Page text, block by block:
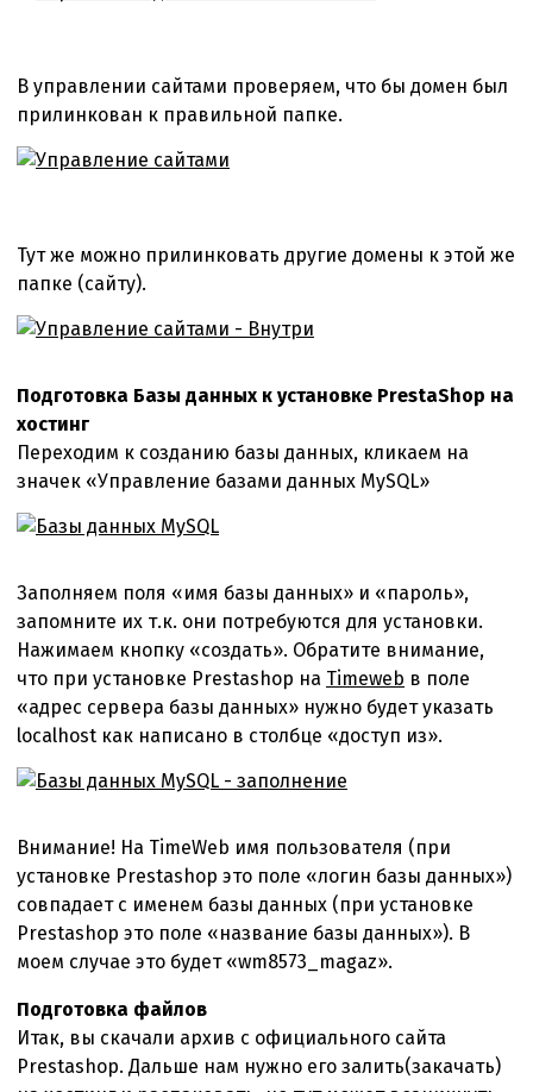
В управлении сайтами проверяем, что бы домен был
прилинкован к правильной папке.
Тут же можно прилинковать другие домены к этой же
папке (сайту).
Подготовка Базы данных к установке PrestaShop на
хостинг
Переходим к созданию базы данных, кликаем на
значек «Управление базами данных MySQL»
Заполняем поля «имя базы данных» и «пароль»,
запомните их т.к. они потребуются для установки.
Нажимаем кнопку «создать». Обратите внимание,
что при установке Prestashop на Timeweb в поле
«адрес сервера базы данных» нужно будет указать
localhost как написано в столбце «доступ из».
Внимание! На TimeWeb имя пользователя (при
установке Prestashop это поле «логин базы данных»)
совпадает с именем базы данных (при установке
Prestashop это поле «название базы данных»). В
моем случае это будет «wm8573_magaz».
Подготовка файлов
Итак, вы скачали архив с официального сайта
Prestashop. Дальше нам нужно его залить(закачать)